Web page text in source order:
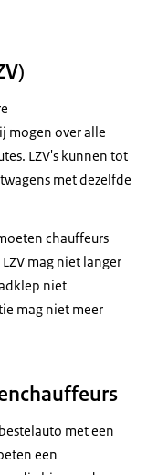
mogen over alle
LZV's kunnen tot
met dezelfde
chauffeurs
mag niet langer
niet
mag niet meer
met een
een